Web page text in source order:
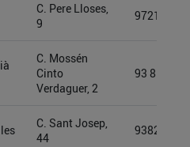
C. Pere Lloses,
9
C. Mossén
Cinto
Verdaguer, 2
93 855 53
C. Sant Josep,
44